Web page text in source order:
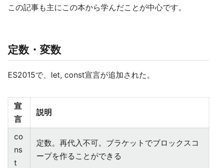
この記事も主にこの本から学んだことが中心です。
定数・変数
ES2015で、let, const宣言が追加された。
宣
言
説明
co
ns
t
定数。再代入不可。ブラケットでブロックスコ
ープを作ることができる